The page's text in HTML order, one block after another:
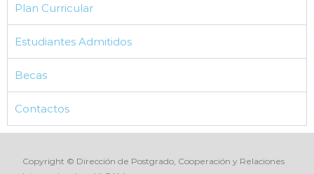
Plan Curricular
Estudiantes Admitidos
Becas
Contactos
Copyright © Dirección de Postgrado, Cooperación y Relaciones